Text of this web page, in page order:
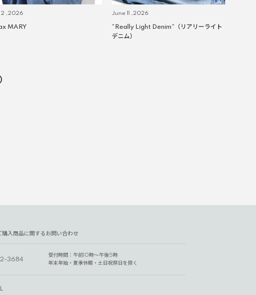
2 ,2026
MARY
June 11 ,2026
“Really Light Denim”（リアリーライト
デニム）
購入商品に関するお問い合わせ
3684
受付時間：午前10時～午後5時
年末年始・夏季休暇・土日祝祭日を除く